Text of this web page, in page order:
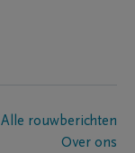
Alle rouwberichten
Over ons